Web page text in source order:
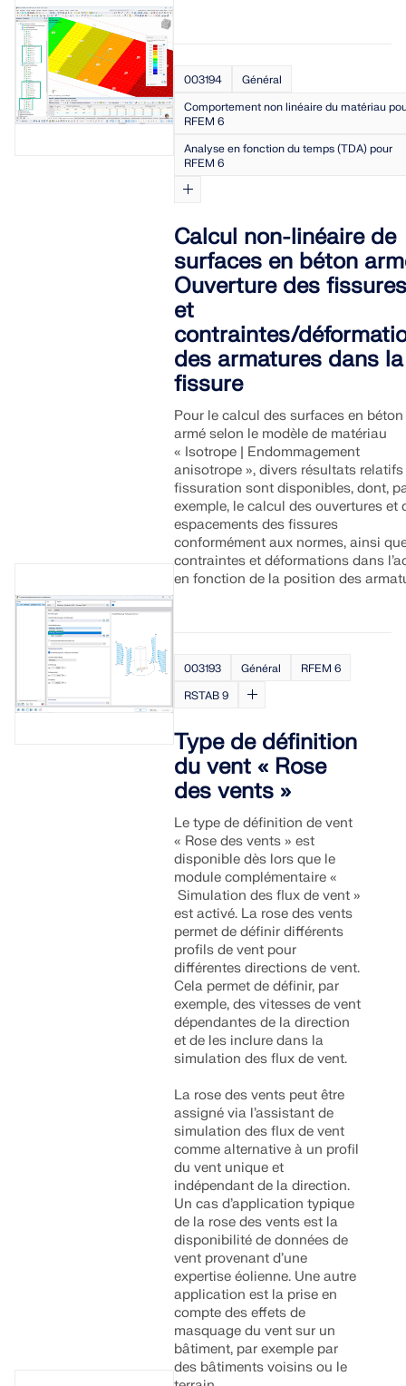
003194
Général
Comportement non linéaire du matériau
RFEM 6
Analyse en fonction du temps (TDA) pour
RFEM 6
Calcul non-linéaire de
surfaces en béton
Ouverture des
et
contraintes/
des armatures dans la
fissure
Pour le calcul des surfaces en béton
armé selon le modèle de matériau
« Isotrope | Endommagement
anisotrope », divers résultats
fissuration sont disponibles, dont,
exemple, le calcul des ouvertures et
espacements des fissures
conformément aux normes, ainsi
contraintes et déformations dans
en fonction de la position des
003193 Général
RFEM 6
RSTAB 9
Type de définition
du vent « Rose
des vents »
Le type de définition de vent
« Rose des vents » est
disponible dès lors que le
module complémentaire «
Simulation des flux de vent »
est activé. La rose des vents
permet de définir différents
profils de vent pour
différentes directions de vent.
Cela permet de définir, par
exemple, des vitesses de vent
dépendantes de la direction
et de les inclure dans la
simulation des flux de vent.
La rose des vents peut être
assigné via l’assistant de
simulation des flux de vent
comme alternative à un profil
du vent unique et
indépendant de la direction.
Un cas d’application typique
de la rose des vents est la
disponibilité de données de
vent provenant d’une
expertise éolienne. Une autre
application est la prise en
compte des effets de
masquage du vent sur un
bâtiment, par exemple par
des bâtiments voisins ou le